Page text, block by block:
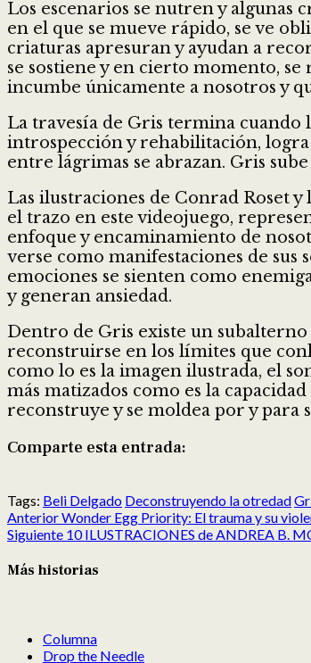
Los escenarios se nutren y algunas
en el que se mueve rápido, se ve
criaturas apresuran y ayudan a
se sostiene y en cierto momento,
incumbe únicamente a nosotros y
La travesía de Gris termina
introspección y rehabilitación,
entre lágrimas se abrazan. Gris
Las ilustraciones de Conrad Roset
el trazo en este videojuego,
enfoque y encaminamiento de
verse como manifestaciones de
emociones se sienten como
y generan ansiedad.
Dentro de Gris existe un subalterno
reconstruirse en los límites que
como lo es la imagen ilustrada, el
más matizados como es la
reconstruye y se moldea por y para
Comparte esta entrada:
en
X
(Twitter)
en
Facebook
en
Reddit
en
LinkedIn
en
Pinterest
en
Pocket
Tags: Beli Delgado Deconstruyendo la otredad
Post
navigation
AnteriorWonder Egg Priority: El trauma y su
Siguiente 10 ILUSTRACIONES de ANDREA B.
Más historias
Columna
Drop the Needle